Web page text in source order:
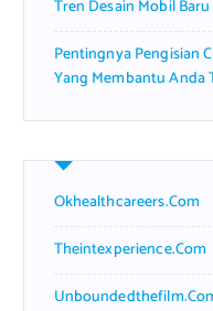
Tren Desain Mobil
Pentingnya Pengisian
Yang Membantu Anda
Okhealthcareers.com
Theintexperience.com